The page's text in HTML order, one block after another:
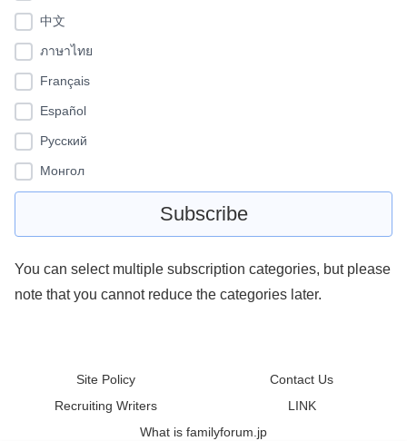
中文
ภาษาไทย
Français
Español
Pусский
Монгол
You can select multiple subscription categories, but please
note that you cannot reduce the categories later.
Site Policy
Contact Us
Recruiting Writers
LINK
What is familyforum.jp